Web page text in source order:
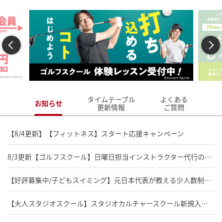
Previous Next
お知らせ
タイムテーブル
更新情報
よくある
ご質問
【8/4更新】【フィットネス】スタート応援キャンペーン
8/3更新【ゴルフスクール】日曜日担当インストラクター代行のお知らせ
【好評募集中/子どもスイミング】元日本代表が教える少人数制スイミングスクール
【大人スタジオスクール】スタジオカルチャースクール新規入会受付中!!